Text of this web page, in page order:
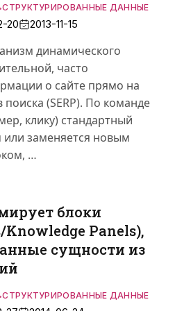
•СТРУКТУРИРОВАННЫЕ ДАННЫЕ
20 2013-11-15
динамического
часто
о сайте прямо на
поиска (SERP). По команде
клику) стандартный
или заменяется новым
…
блоки
Panels),
сущности из
•СТРУКТУРИРОВАННЫЕ ДАННЫЕ